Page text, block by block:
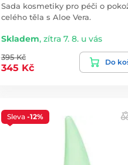
Sada kosmetiky pro péči o
celého těla s Aloe Vera.
Skladem, zítra 7. 8. u vás
395 Kč
345 Kč
Do
Sleva -12%